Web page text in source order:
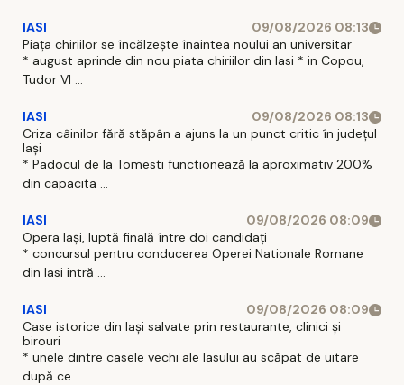
IASI
09/08/2026 08:13
Piața chiriilor se încălzește înaintea noului an universitar
* august aprinde din nou piata chiriilor din Iasi * in Copou,
Tudor Vl ...
IASI
09/08/2026 08:13
Criza câinilor fără stăpân a ajuns la un punct critic în județul
Iași
* Padocul de la Tomesti functionează la aproximativ 200%
din capacita ...
IASI
09/08/2026 08:09
Opera Iași, luptă finală între doi candidați
* concursul pentru conducerea Operei Nationale Romane
din Iasi intră ...
IASI
09/08/2026 08:09
Case istorice din Iași salvate prin restaurante, clinici și
birouri
* unele dintre casele vechi ale Iasului au scăpat de uitare
după ce ...